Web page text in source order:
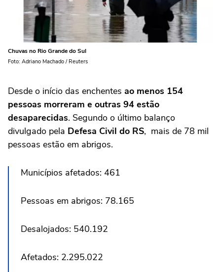
Chuvas no Rio Grande do Sul
Foto: Adriano Machado / Reuters
Desde o início das enchentes ao menos 154
pessoas morreram e outras 94 estão
desaparecidas. Segundo o último balanço
divulgado pela Defesa Civil do RS, mais de 78 mil
pessoas estão em abrigos.
Municípios afetados: 461
Pessoas em abrigos: 78.165
Desalojados: 540.192
Afetados: 2.295.022